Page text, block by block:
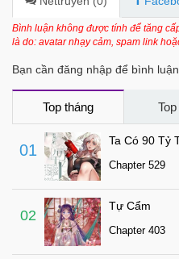
Chapter 82
Chapter 79
Chapter 78
Chapter 77
Chapter 76
Chapter 75
Chapter 74
Bình luận không được tính để tăng
là do: avatar nhạy cảm, spam link
Bạn cần đăng nhập để bình luận
Top tháng
01
Ta Có 90 Tỷ
Chapter 529
02
Tự Cẩm
Chapter 403